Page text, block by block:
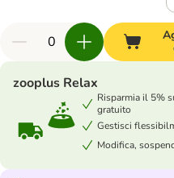
zooplus Relax
Risparmia il 5%
gratuito
Gestisci
Modifica,